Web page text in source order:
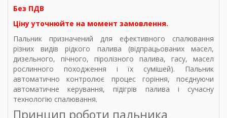
Без ПДВ
Ціну уточнюйте на момент замовлення.
Пальник призначений для ефективного спалювання
різних видів рідкого палива (відпрацьованих масел,
дизельного, пічного, піролізного палива, гасу, масел
рослинного походження і їх сумішей). Пальник
автоматично контролює процес горіння, поєднуючи
автоматичне керування, підігрів палива і сучасну
технологію спалювання.
Принцип роботи пальника